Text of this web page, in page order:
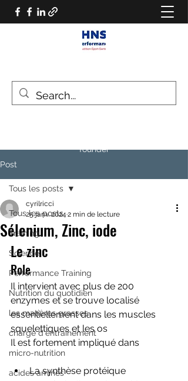
founder
Post
Tous les posts
Training
Science
Performance Training
Nutrition du quotidien
les matières grasses
charge d'entrainement
micro-nutrition
acides aminés
Tous les posts
Sélenium, Zinc, iode
cyrilricci
25 janv. 2024 2 min de lecture
Le zinc
Role
Il intervient avec plus de 200
enzymes et se trouve localisé
essentiellement dans les muscles
squelettiques et les os
Il est fortement impliqué dans
La synthèse protéique